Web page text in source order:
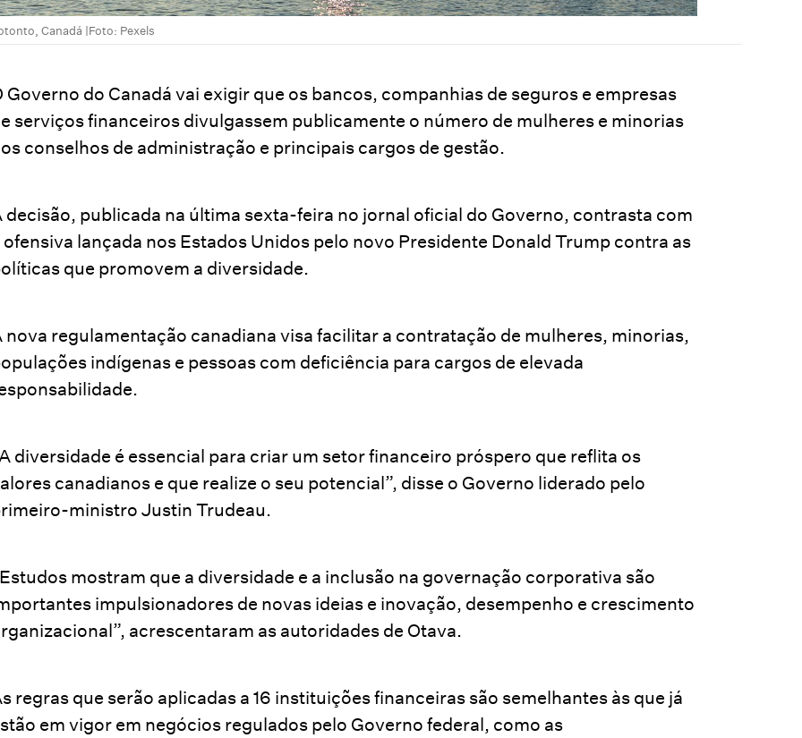
Canadá |Foto: Pexels
Governo do Canadá vai exigir que os bancos, companhias de seguros e empresas
serviços financeiros divulgassem publicamente o número de mulheres e minorias
conselhos de administração e principais cargos de gestão.
decisão, publicada na última sexta-feira no jornal oficial do Governo, contrasta com
ofensiva lançada nos Estados Unidos pelo novo Presidente Donald Trump contra as
que promovem a diversidade.
nova regulamentação canadiana visa facilitar a contratação de mulheres, minorias,
indígenas e pessoas com deficiência para cargos de elevada
diversidade é essencial para criar um setor financeiro próspero que reflita os
canadianos e que realize o seu potencial”, disse o Governo liderado pelo
ministro Justin Trudeau.
mostram que a diversidade e a inclusão na governação corporativa são
impulsionadores de novas ideias e inovação, desempenho e crescimento
acrescentaram as autoridades de Otava.
regras que serão aplicadas a 16 instituições financeiras são semelhantes às que já
em vigor em negócios regulados pelo Governo federal, como as